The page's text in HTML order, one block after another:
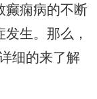
癫痫病的不断
生。那么，
细的来了解